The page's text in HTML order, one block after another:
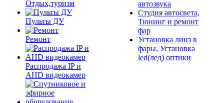
Отдых,туризм
Пульты ДУ
Ремонт
Распродажа IP и
AHD видеокамер
автозвука
Студия автосвета,
Тюнинг и ремонт
фар
Установка линз в
фары, Установка
led(лед) оптики